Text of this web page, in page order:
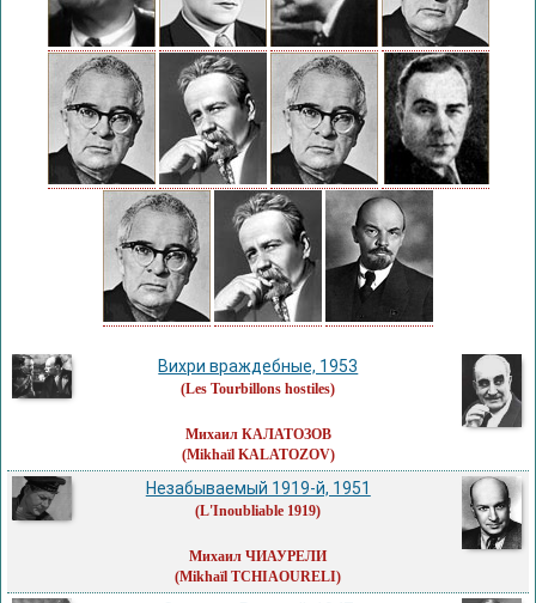
Вихри враждебные, 1953
(Les Tourbillons hostiles)
Михаил КАЛАТОЗОВ
(Mikhaïl KALATOZOV)
Незабываемый 1919-й, 1951
(L'Inoubliable 1919)
Михаил ЧИАУРЕЛИ
(Mikhaïl TCHIAOURELI)